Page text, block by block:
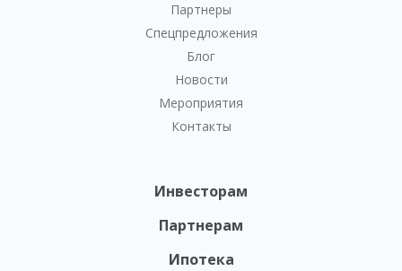
Партнеры
Спецпредложения
Блог
Новости
Мероприятия
Контакты
Инвесторам
Партнерам
Ипотека